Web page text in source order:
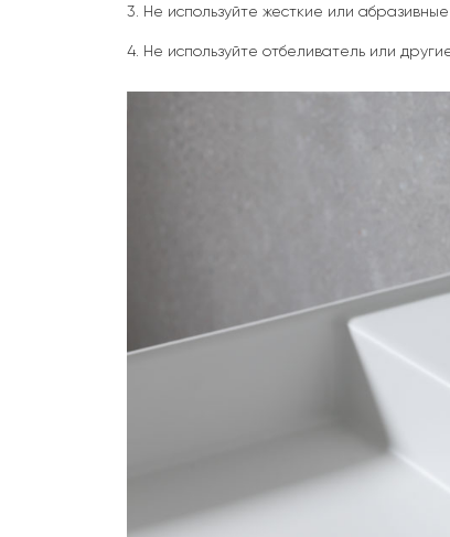
3. Не используйте жесткие или
4. Не используйте отбеливатель или